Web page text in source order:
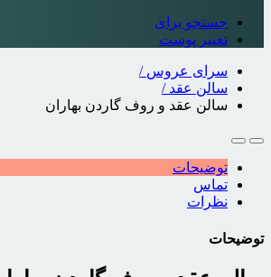
جستجو برای
تغییر پوست
سرای عروس /
سالن عقد /
سالن عقد و روف گاردن بهاران
توضیحات
تماس
نظرات
توضیحات